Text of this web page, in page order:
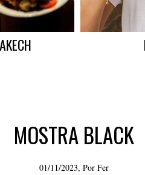
MOSTRA BLACK
01/11/2023, Por Fer